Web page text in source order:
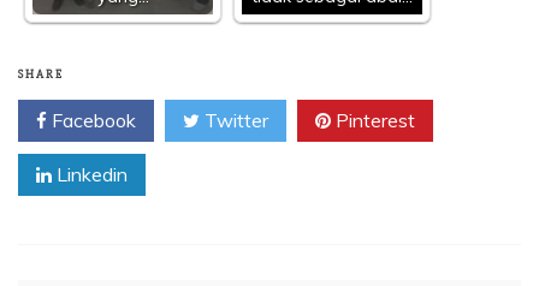
SHARE
Facebook Twitter Pinterest
Linkedin